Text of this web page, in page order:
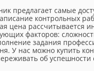
предлагает самые
контрольных
цена рассчитывается
факторов:
задания
У нас можно купить
об